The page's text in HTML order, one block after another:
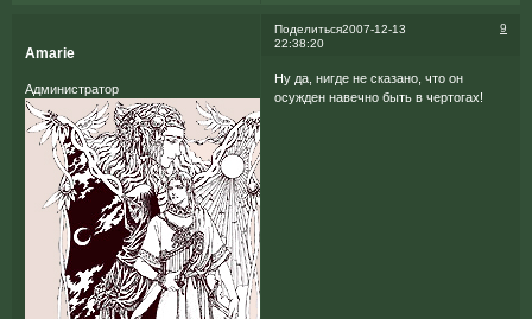
Поделиться 9
2007-12-13
22:38:20
Amarie
Администратор
Ну да, нигде не сказано, что он
осужден навечно быть в чертогах!